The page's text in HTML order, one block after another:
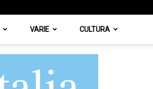
VARIE CULTURA